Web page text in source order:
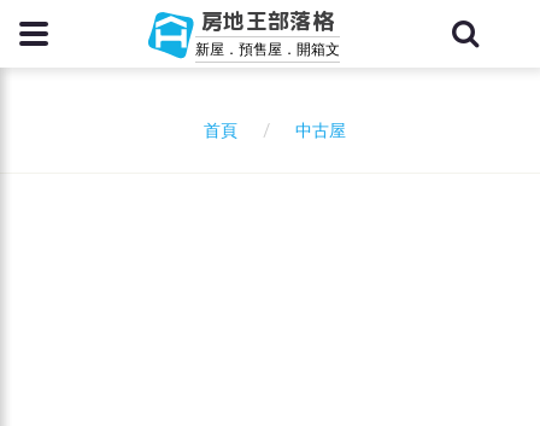
房地王部落格
新屋．預售屋．開箱文
首頁 中古屋